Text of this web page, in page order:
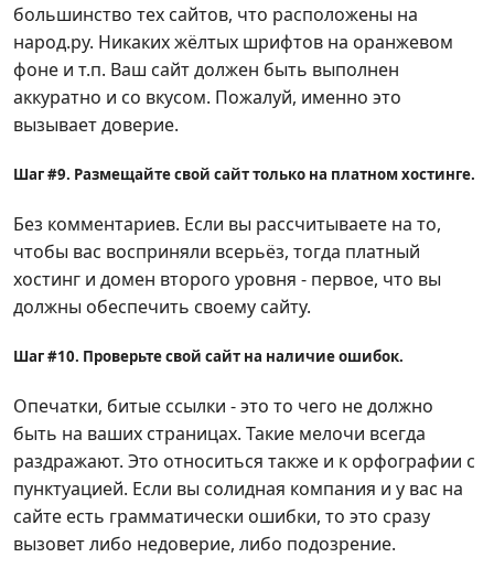
большинство тех сайтов, что расположены на
народ.ру. Никаких жёлтых шрифтов на оранжевом
фоне и т.п. Ваш сайт должен быть выполнен
аккуратно и со вкусом. Пожалуй, именно это
вызывает доверие.
Шаг #9. Размещайте свой сайт только на платном хостинге.
Без комментариев. Если вы рассчитываете на то,
чтобы вас восприняли всерьёз, тогда платный
хостинг и домен второго уровня - первое, что вы
должны обеспечить своему сайту.
Шаг #10. Проверьте свой сайт на наличие ошибок.
Опечатки, битые ссылки - это то чего не должно
быть на ваших страницах. Такие мелочи всегда
раздражают. Это относиться также и к орфографии с
пунктуацией. Если вы солидная компания и у вас на
сайте есть грамматически ошибки, то это сразу
вызовет либо недоверие, либо подозрение.